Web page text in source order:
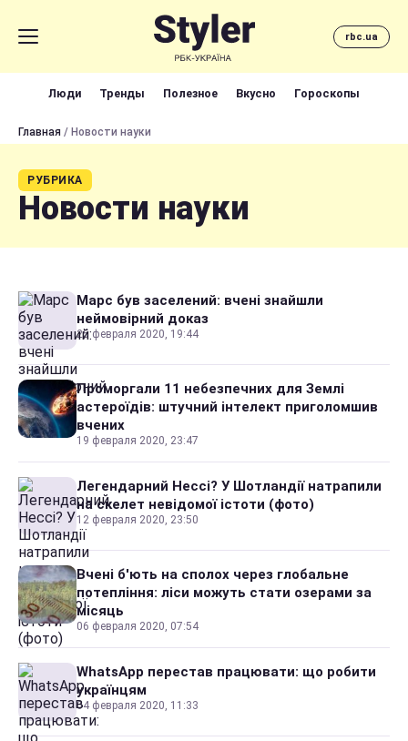
rbc.ua
Люди Тренды Полезное Вкусно Гороскопы
Главная / Новости науки
РУБРИКА
Новости науки
Марс був заселений: вчені знайшли
неймовірний доказ
25 февраля 2020, 19:44
Проморгали 11 небезпечних для Землі
астероїдів: штучний інтелект приголомшив
вчених
19 февраля 2020, 23:47
Легендарний Нессі? У Шотландії натрапили
на скелет невідомої істоти (фото)
12 февраля 2020, 23:50
Вчені б'ють на сполох через глобальне
потепління: ліси можуть стати озерами за
місяць
06 февраля 2020, 07:54
WhatsApp перестав працювати: що робити
українцям
04 февраля 2020, 11:33